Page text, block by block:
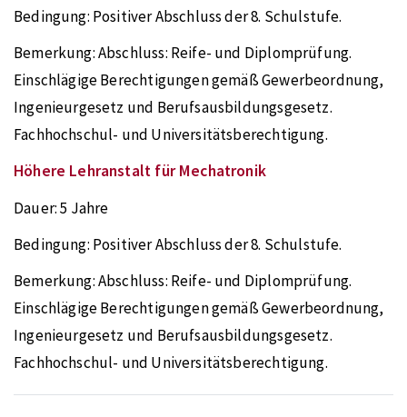
Bedingung: Positiver Abschluss der 8. Schulstufe.
Bemerkung:Abschluss: Reife- und Diplomprüfung.
Einschlägige Berechtigungen gemäß Gewerbeordnung,
Ingenieurgesetz und Berufsausbildungsgesetz.
Fachhochschul- und Universitätsberechtigung.
Höhere Lehranstalt für Mechatronik
Dauer:5 Jahre
Bedingung: Positiver Abschluss der 8. Schulstufe.
Bemerkung:Abschluss: Reife- und Diplomprüfung.
Einschlägige Berechtigungen gemäß Gewerbeordnung,
Ingenieurgesetz und Berufsausbildungsgesetz.
Fachhochschul- und Universitätsberechtigung.